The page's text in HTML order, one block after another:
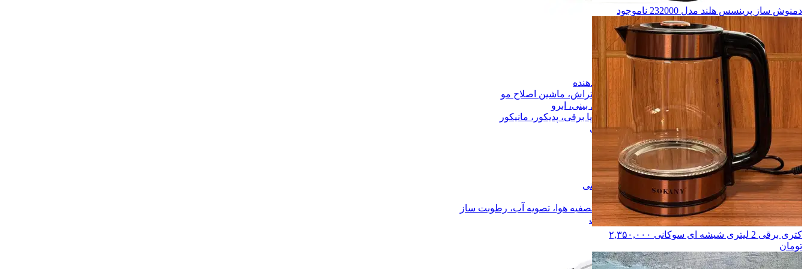
لوازم خانگی
لوازم خانگی
زیبایی و آرایشی زیبایی و آرایشی
سشوار
سشوار
اتو مو و حالت دهنده
اتو مو و حالت دهنده
ریش تراش، ماشین اصلاح مو
ریش تراش، ماشین اصلاح مو
موزن گوش، بینی، ابرو
موزن گوش، بینی، ابرو
سنگ پا برقی، پدیکور، مانیکور
سنگ پا برقی، پدیکور، مانیکور
زیور آلات و زیبایی زیور آلات و زیبایی
سنجش سلامت سنجش سلامت
فشار سنج فشار سنج
تب سنج تب سنج
ترازو ترازو
مراقبت و بهداشتی
مراقبت و بهداشتی
تسکین درد
تسکین درد
تصفیه هوا، تصویه آب، رطوبت ساز تصفیه هوا، تصویه آب، رطوبت ساز
همه دسته بندی های زیبایی و سلامت
دمنوش ساز پرینسس هلند مدل 232000 ناموجود
کتری برقی 2 لیتری شیشه ای سوکانی
۲,۳۵۰,۰۰۰
تومان